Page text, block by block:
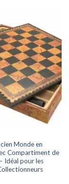
Monde en
Compartiment de
Idéal pour les